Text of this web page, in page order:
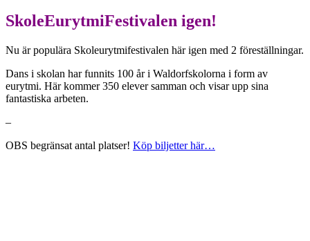
SkoleEurytmiFestivalen igen!
Nu är populära Skoleurytmifestivalen här igen med 2 föreställningar.
Dans i skolan har funnits 100 år i Waldorfskolorna i form av
eurytmi. Här kommer 350 elever samman och visar upp sina
fantastiska arbeten.
–
OBS begränsat antal platser! Köp biljetter här…